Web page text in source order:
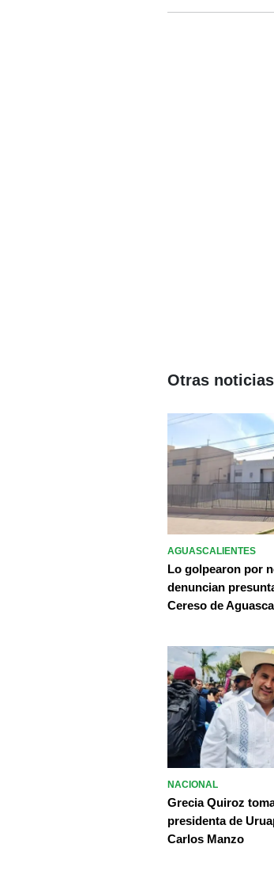
Otras
AGUASCALIENTES
Lo golpearon por
denuncian
Cereso de
NACIONAL
Grecia Quiroz
presidenta de
Carlos Manzo